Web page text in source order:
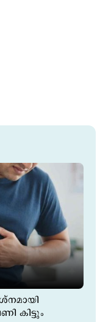
കിട്ടും